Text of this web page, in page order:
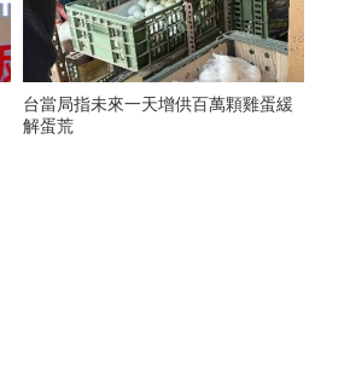
台當局指未來一天增供百萬顆雞蛋緩
解蛋荒